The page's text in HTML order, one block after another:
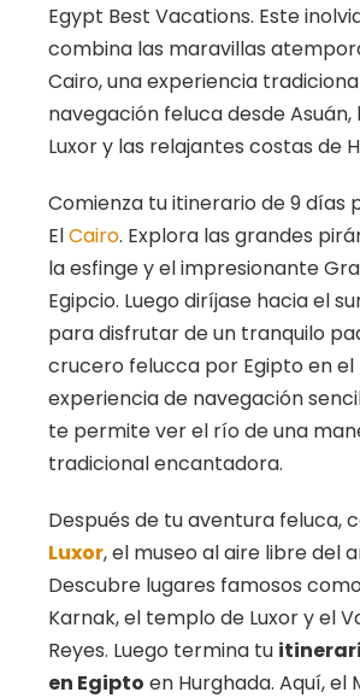
Egypt Best Vacations. Este
combina las maravillas
Cairo, una experiencia
navegación feluca desde
Luxor y las relajantes costas de
Comienza tu itinerario de 9 días
ElCairo. Explora las grandes
la esfinge y el impresionante
Egipcio. Luego diríjase hacia el
para disfrutar de un tranquilo
crucero felucca por Egipto en el
experiencia de navegación
te permite ver el río de una
tradicional encantadora.
Después de tu aventura feluca,
Luxor, el museo al aire libre del
Descubre lugares famosos
Karnak, el templo de Luxor y el
Reyes. Luego termina tu
en Egipto en Hurghada. Aquí, el